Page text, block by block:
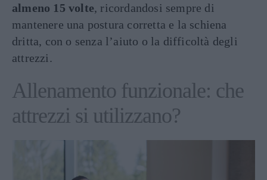
almeno 15 volte, ricordandosi sempre di
mantenere una postura corretta e la schiena
dritta, con o senza l’aiuto o la difficoltà degli
attrezzi.
Allenamento funzionale: che
attrezzi si utilizzano?